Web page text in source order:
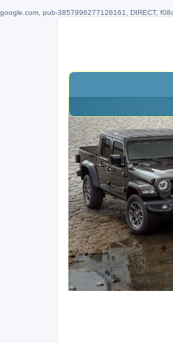
google.com, pub-3857996277126161, DIRECT,